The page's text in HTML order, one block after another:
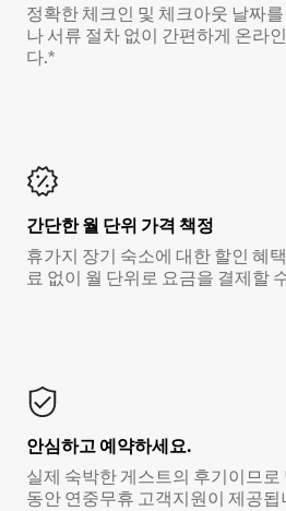
정확한 체크인 및 체크아웃 날짜
나 서류 절차 없이 간편하게 온라
다.*
간단한 월 단위 가격 책정
휴가지 장기 숙소에 대한 할인 혜
료 없이 월 단위로 요금을 결제할
안심하고 예약하세요.
실제 숙박한 게스트의 후기이므
동안 연중무휴 고객지원이 제공됩